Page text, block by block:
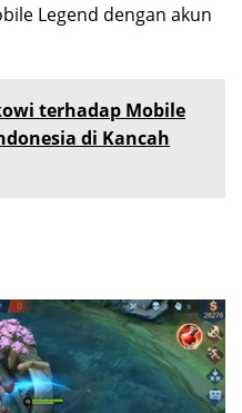
Legend dengan akun
terhadap Mobile
di Kancah